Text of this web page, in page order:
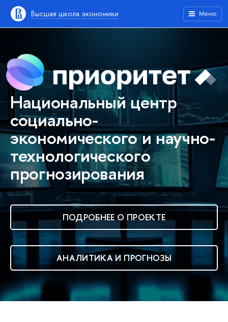
Высшая школа экономики Меню
Национальный центр
социально-
экономического и научно-
технологического
прогнозирования
ПОДРОБНЕЕ О ПРОЕКТЕ
АНАЛИТИКА И ПРОГНОЗЫ